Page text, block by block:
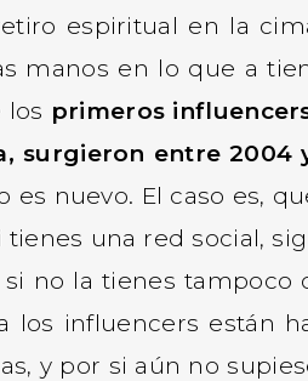
espiritual en la
manos en lo que a
los primeros
surgieron entre 2004
es nuevo. El caso es,
una red social,
no la tienes tampoco
los influencers están
y por si aún no